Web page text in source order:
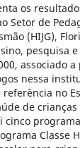
os
Setor de
(HIJG),
pesquisa
associado
nessa
no
de
cinco
Classe